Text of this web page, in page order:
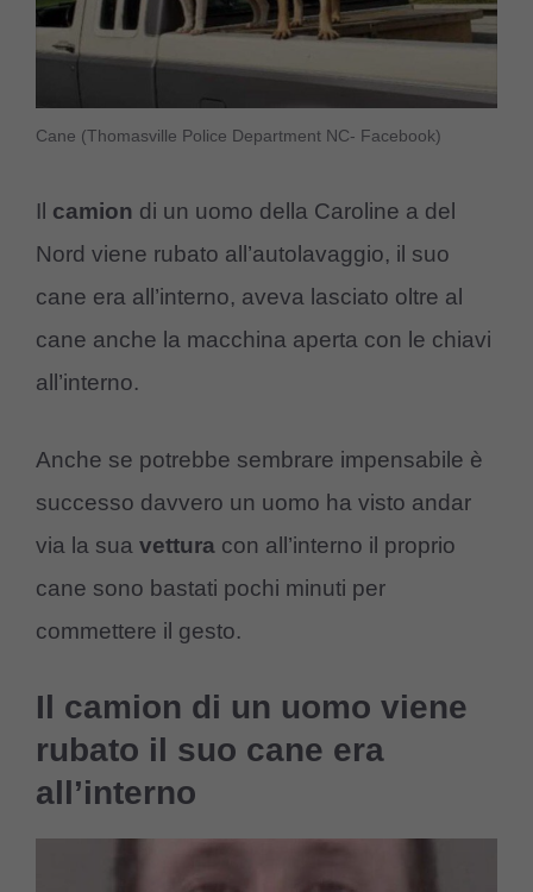
Cane (Thomasville Police Department NC- Facebook)
Il camion di un uomo della Caroline a del
Nord viene rubato all’autolavaggio, il suo
cane era all’interno, aveva lasciato oltre al
cane anche la macchina aperta con le chiavi
all’interno.
Anche se potrebbe sembrare impensabile è
successo davvero un uomo ha visto andar
via la sua vettura con all’interno il proprio
cane sono bastati pochi minuti per
commettere il gesto.
Il camion di un uomo viene
rubato il suo cane era
all’interno